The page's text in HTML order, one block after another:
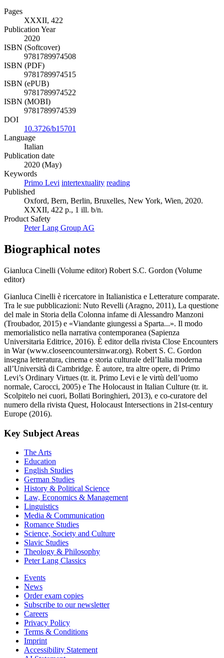
Pages
XXXII, 422
Publication Year
2020
ISBN (Softcover)
9781789974508
ISBN (PDF)
9781789974515
ISBN (ePUB)
9781789974522
ISBN (MOBI)
9781789974539
DOI
10.3726/b15701
Language
Italian
Publication date
2020 (May)
Keywords
Primo Levi intertextuality reading
Published
Oxford, Bern, Berlin, Bruxelles, New York, Wien, 2020.
XXXII, 422 p., 1 ill. b/n.
Product Safety
Peter Lang Group AG
Biographical notes
Gianluca Cinelli (Volume editor) Robert S.C. Gordon (Volume
editor)
Gianluca Cinelli è ricercatore in Italianistica e Letterature comparate.
Tra le sue pubblicazioni: Nuto Revelli (Aragno, 2011), La questione
del male in Storia della Colonna infame di Alessandro Manzoni
(Troubador, 2015) e «Viandante giungessi a Sparta...». Il modo
memorialistico nella narrativa contemporanea (Sapienza
Universitaria Editrice, 2016). È editor della rivista Close Encounters
in War (www.closeencountersinwar.org). Robert S. C. Gordon
insegna letteratura, cinema e storia culturale dell’Italia moderna
all’Università di Cambridge. È autore, tra altre opere, di Primo
Levi’s Ordinary Virtues (tr. it. Primo Levi e le virtù dell’uomo
normale, Carocci, 2005) e The Holocaust in Italian Culture (tr. it.
Scolpitelo nei cuori, Bollati Boringhieri, 2013), e co-curatore del
numero della rivista Quest, Holocaust Intersections in 21st-century
Europe (2016).
Key Subject Areas
The Arts
Education
English Studies
German Studies
History & Political Science
Law, Economics & Management
Linguistics
Media & Communication
Romance Studies
Science, Society and Culture
Slavic Studies
Theology & Philosophy
Peter Lang Classics
Events
News
Order exam copies
Subscribe to our newsletter
Careers
Privacy Policy
Terms & Conditions
Imprint
Accessibility Statement